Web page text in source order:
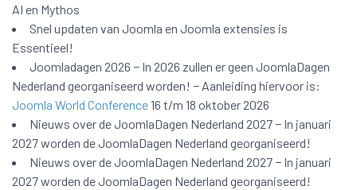
AI en Mythos
Snel updaten van Joomla en Joomla extensies is
Essentieel!
Joomladagen 2026 − In 2026 zullen er geen JoomlaDagen
Nederland georganiseerd worden! − Aanleiding hiervoor is:
Joomla World Conference16 t/m 18 oktober 2026
Nieuws over de JoomlaDagen Nederland 2027 − In januari
2027 worden de JoomlaDagen Nederland georganiseerd!
Nieuws over de JoomlaDagen Nederland 2027 − In januari
2027 worden de JoomlaDagen Nederland georganiseerd!